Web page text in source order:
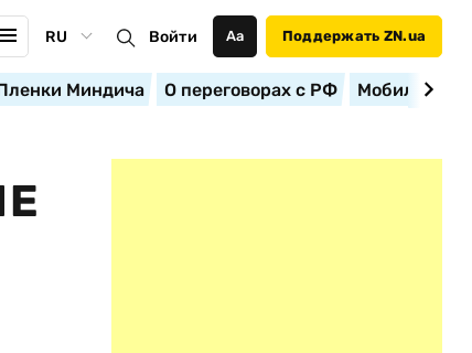
RU Войти Аа Поддержать ZN.ua
Миндича О переговорах с РФ